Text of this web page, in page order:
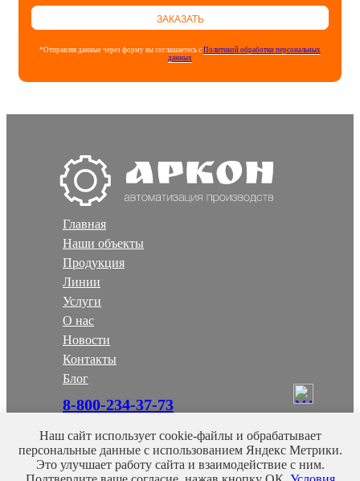
ЗАКАЗАТЬ
*Отправляя данные через форму вы соглашаетесь с Политикой обработки персональных
данных
Главная
Наши объекты
Продукция
Линии
Услуги
О нас
Новости
Контакты
Блог
8-800-234-37-73
office@arkon43.ru
ЗАКАЗАТЬ ЗВОНОК
Наш сайт использует cookie-файлы и обрабатывает
персональные данные с использованием Яндекс Метрики.
Это улучшает работу сайта и взаимодействие с ним.